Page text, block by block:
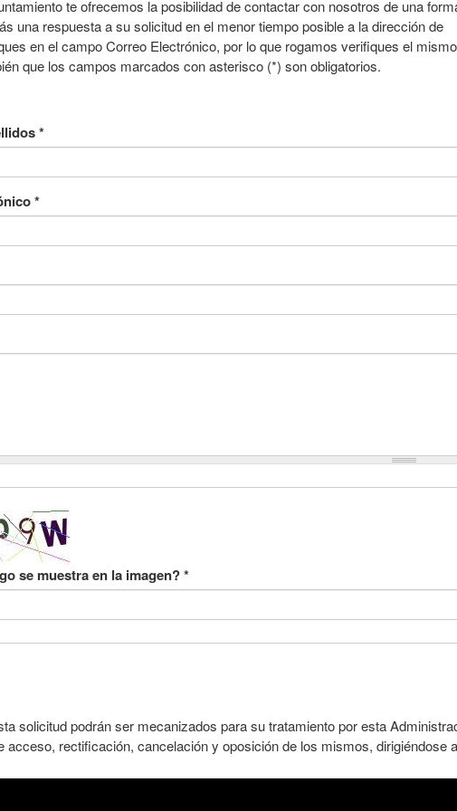
te ofrecemos la posibilidad de contactar con nosotros de una
una respuesta a su solicitud en el menor tiempo posible a la dirección de
en el campo Correo Electrónico, por lo que rogamos verifiques el
que los campos marcados con asterisco (*) son obligatorios.
*
*
se muestra en la imagen?*
solicitud podrán ser mecanizados para su tratamiento por esta
acceso, rectificación, cancelación y oposición de los mismos, dirigiéndose